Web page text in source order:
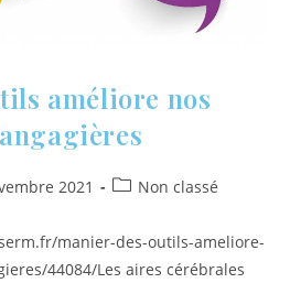
améliore nos
2021 Non classé
manier-des-outils-ameliore-
44084/Les aires cérébrales